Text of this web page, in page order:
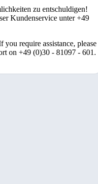
zu entschuldigen!
Kundenservice unter +49
require assistance, please
on +49 (0)30 - 81097 - 601.